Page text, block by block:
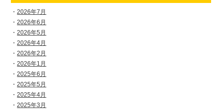
2026年7月
2026年6月
2026年5月
2026年4月
2026年2月
2026年1月
2025年6月
2025年5月
2025年4月
2025年3月